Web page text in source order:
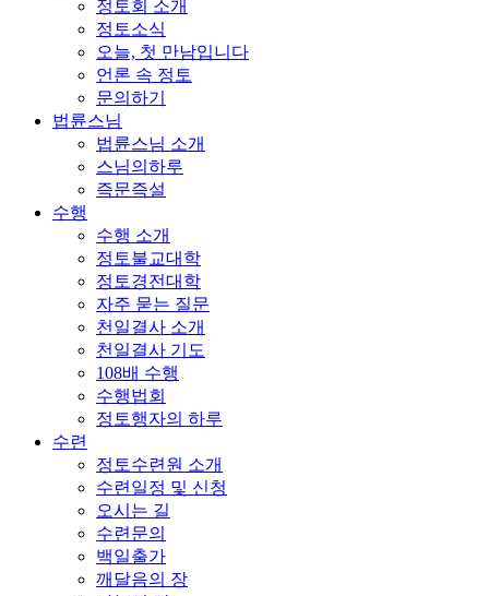
정토회 소개
정토소식
오늘, 첫 만남입니다
언론 속 정토
문의하기
법륜스님
법륜스님 소개
스님의하루
즉문즉설
수행
수행 소개
정토불교대학
정토경전대학
자주 묻는 질문
천일결사 소개
천일결사 기도
108배 수행
수행법회
정토행자의 하루
수련
정토수련원 소개
수련일정 및 신청
오시는 길
수련문의
백일출가
깨달음의 장